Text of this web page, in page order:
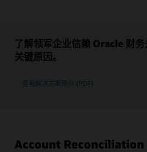
高效管理流程
内置工作流可捕获对账的签署时
从财务关账到披露的整个流程。
全集成在一起，可提供完整的端到
自动连接多种来源的数据
Oracle Cloud ERP、E-Business
Oracle Cloud EPM 的企业日记账功
了解领军企业信赖 Oracle 财
关键原因。
查看解决方案简介 (PDF)
Account Reconciliation